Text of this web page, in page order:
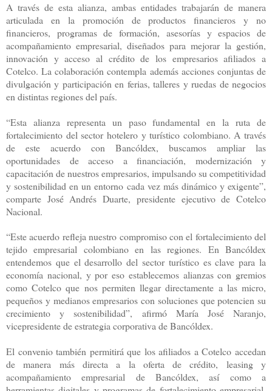
A través de esta alianza, ambas entidades trabajarán de manera
articulada en la promoción de productos financieros y no
financieros, programas de formación, asesorías y espacios de
acompañamiento empresarial, diseñados para mejorar la gestión,
innovación y acceso al crédito de los empresarios afiliados a
Cotelco. La colaboración contempla además acciones conjuntas de
divulgación y participación en ferias, talleres y ruedas de negocios
en distintas regiones del país.
“Esta alianza representa un paso fundamental en la ruta de
fortalecimiento del sector hotelero y turístico colombiano. A través
de este acuerdo con Bancóldex, buscamos ampliar las
oportunidades de acceso a financiación, modernización y
capacitación de nuestros empresarios, impulsando su competitividad
y sostenibilidad en un entorno cada vez más dinámico y exigente”,
comparte José Andrés Duarte, presidente ejecutivo de Cotelco
Nacional.
“Este acuerdo refleja nuestro compromiso con el fortalecimiento del
tejido empresarial colombiano en las regiones. En Bancóldex
entendemos que el desarrollo del sector turístico es clave para la
economía nacional, y por eso establecemos alianzas con gremios
como Cotelco que nos permiten llegar directamente a las micro,
pequeños y medianos empresarios con soluciones que potencien su
crecimiento y sostenibilidad”, afirmó María José Naranjo,
vicepresidente de estrategia corporativa de Bancóldex.
El convenio también permitirá que los afiliados a Cotelco accedan
de manera más directa a la oferta de crédito, leasing y
acompañamiento empresarial de Bancóldex, así como a